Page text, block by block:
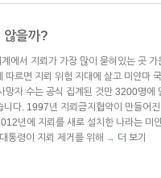
않을까?
에서 지뢰가 가장 많이 묻혀있는 곳 가
르면 지뢰 위험 지대에 살고 미얀마
자 수는 공식 집계된 것만 3200명에
다. 1997년 지뢰금지협약이 만들어
년에 지뢰를 새로 설치한 나라는 미
통령이 지뢰 제거를 위해 → 더 보기